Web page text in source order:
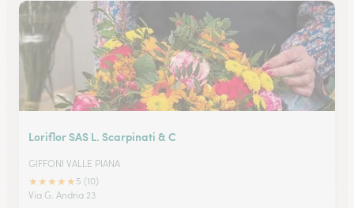
Loriflor SAS L. Scarpinati & C
GIFFONI VALLE PIANA
★★★★★ 5 (10)
Via G. Andria 23